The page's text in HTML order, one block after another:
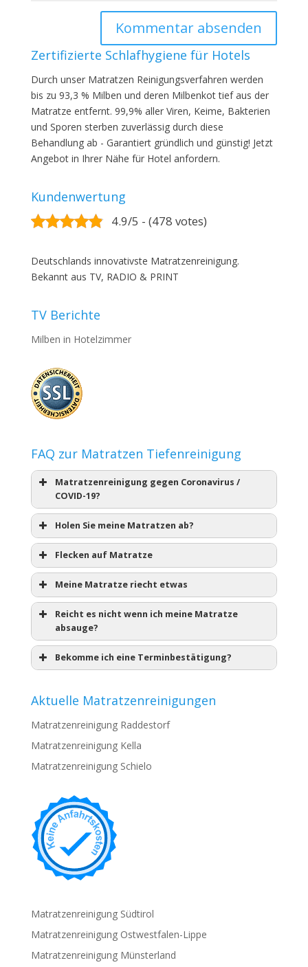
Zertifizierte Schlafhygiene für Hotels
Durch unser Matratzen Reinigungsverfahren werden
bis zu 93,3 % Milben und deren Milbenkot tief aus der
Matratze entfernt. 99,9% aller Viren, Keime, Bakterien
und Sporen sterben zuverlässig durch diese
Behandlung ab - Garantiert gründlich und günstig! Jetzt
Angebot in Ihrer Nähe für Hotel anfordern.
Kundenwertung
4.9/5 - (478 votes)
Deutschlands innovativste Matratzenreinigung.
Bekannt aus TV, RADIO & PRINT
TV Berichte
Milben in Hotelzimmer
FAQ zur Matratzen Tiefenreinigung
Matratzenreinigung gegen Coronavirus /
COVID-19?
Holen Sie meine Matratzen ab?
Flecken auf Matratze
Meine Matratze riecht etwas
Reicht es nicht wenn ich meine Matratze
absauge?
Bekomme ich eine Terminbestätigung?
Aktuelle Matratzenreinigungen
Matratzenreinigung Raddestorf
Matratzenreinigung Kella
Matratzenreinigung Schielo
Matratzenreinigung Südtirol
Matratzenreinigung Ostwestfalen-Lippe
Matratzenreinigung Münsterland